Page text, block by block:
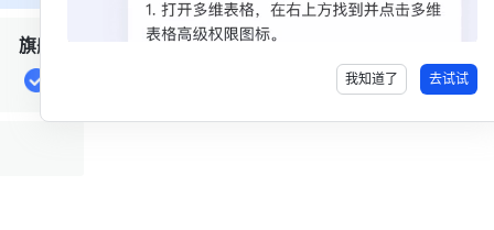
我知道了 去试试
旗舰